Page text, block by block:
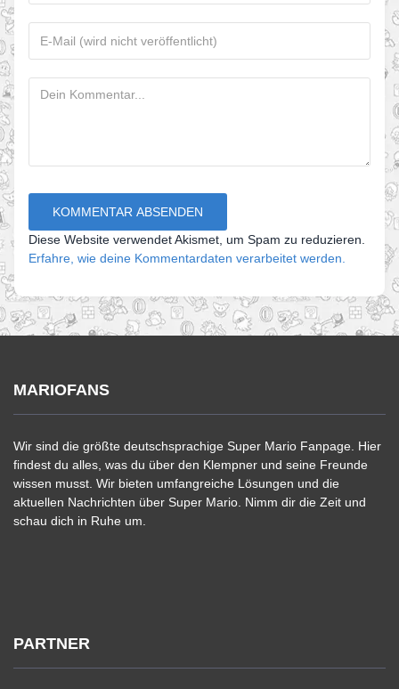
Diese Website verwendet Akismet, um Spam zu reduzieren.
Erfahre, wie deine Kommentardaten verarbeitet werden.
MARIOFANS
Wir sind die größte deutschsprachige Super Mario Fanpage. Hier
findest du alles, was du über den Klempner und seine Freunde
wissen musst. Wir bieten umfangreiche Lösungen und die
aktuellen Nachrichten über Super Mario. Nimm dir die Zeit und
schau dich in Ruhe um.
PARTNER